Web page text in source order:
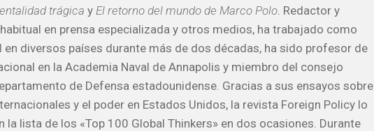
trágica y El retorno del mundo de Marco Polo. Redactor y
en prensa especializada y otros medios, ha trabajado como
en diversos países durante más de dos décadas, ha sido profesor de
en la Academia Naval de Annapolis y miembro del consejo
de Defensa estadounidense. Gracias a sus ensayos sobre
y el poder en Estados Unidos, la revista Foreign Policy lo
la lista de los «Top 100 Global Thinkers» en dos ocasiones. Durante